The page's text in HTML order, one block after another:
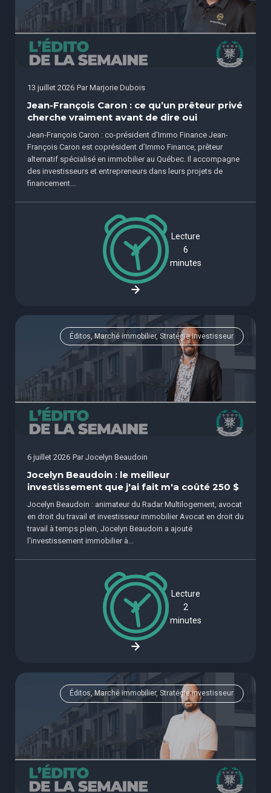
13 juillet 2026 Par Marjorie Dubois
Jean-François Caron : ce qu’un prêteur privé
cherche vraiment avant de dire oui
Jean-François Caron : co-président d'Immo Finance Jean-
François Caron est coprésident d’Immo Finance, prêteur
alternatif spécialisé en immobilier au Québec. Il accompagne
des investisseurs et entrepreneurs dans leurs projets de
financement...
Lecture
6
minutes
Éditos, Marché immobilier, Stratégie investisseur
6 juillet 2026 Par Jocelyn Beaudoin
Jocelyn Beaudoin : le meilleur
investissement que j'ai fait m'a coûté 250 $
Jocelyn Beaudoin : animateur du Radar Multilogement, avocat
en droit du travail et investisseur immobilier Avocat en droit du
travail à temps plein, Jocelyn Beaudoin a ajouté
l'investissement immobilier à...
Lecture
2
minutes
Éditos, Marché immobilier, Stratégie investisseur